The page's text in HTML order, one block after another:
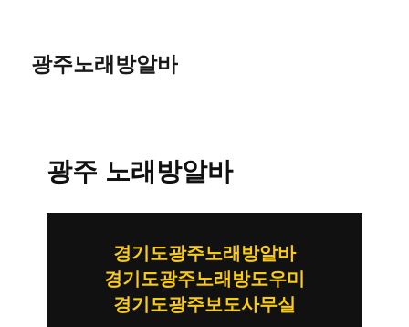
광주노래방알바
광주 노래방알바
경기도광주노래방알바
경기도광주노래방도우미
경기도광주보도사무실